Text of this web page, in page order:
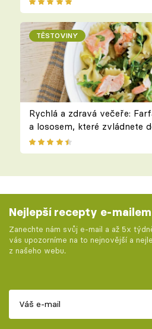
TĚSTOVINY
Rychlá a zdravá večeře:
a lososem, které zvládnete
Nejlepší recepty e-mailem
Zanechte nám svůj e-mail a až 5x
vás upozorníme na to nejnovější a
z našeho webu.